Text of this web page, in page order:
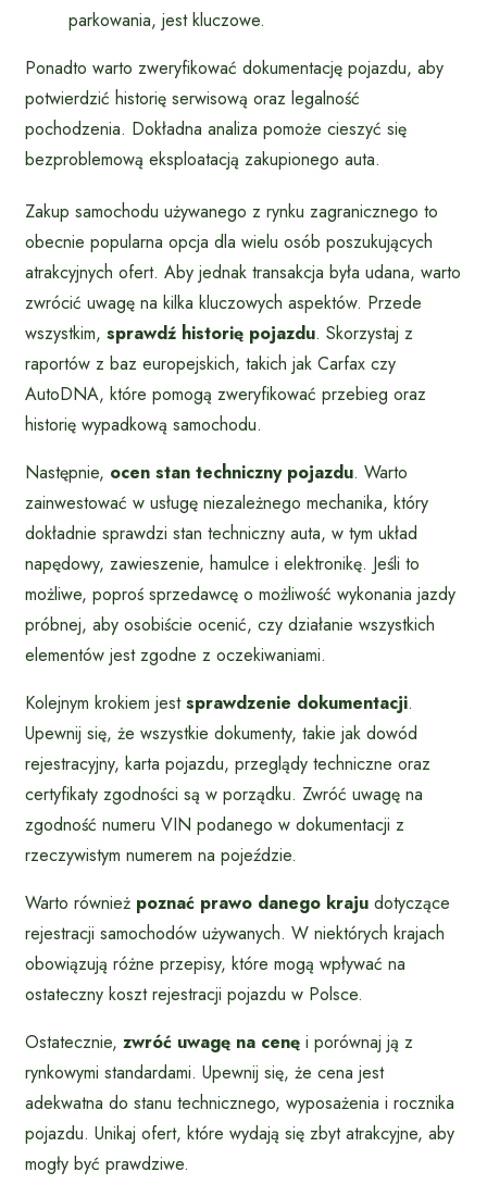
parkowania, jest kluczowe.
Ponadto warto zweryfikować dokumentację pojazdu, aby
potwierdzić historię serwisową oraz legalność
pochodzenia. Dokładna analiza pomoże cieszyć się
bezproblemową eksploatacją zakupionego auta.
Zakup samochodu używanego z rynku zagranicznego to
obecnie popularna opcja dla wielu osób poszukujących
atrakcyjnych ofert. Aby jednak transakcja była udana, warto
zwrócić uwagę na kilka kluczowych aspektów. Przede
wszystkim, sprawdź historię pojazdu. Skorzystaj z
raportów z baz europejskich, takich jak Carfax czy
AutoDNA, które pomogą zweryfikować przebieg oraz
historię wypadkową samochodu.
Następnie, ocen stan techniczny pojazdu. Warto
zainwestować w usługę niezależnego mechanika, który
dokładnie sprawdzi stan techniczny auta, w tym układ
napędowy, zawieszenie, hamulce i elektronikę. Jeśli to
możliwe, poproś sprzedawcę o możliwość wykonania jazdy
próbnej, aby osobiście ocenić, czy działanie wszystkich
elementów jest zgodne z oczekiwaniami.
Kolejnym krokiem jestsprawdzenie dokumentacji.
Upewnij się, że wszystkie dokumenty, takie jak dowód
rejestracyjny, karta pojazdu, przeglądy techniczne oraz
certyfikaty zgodności są w porządku. Zwróć uwagę na
zgodność numeru VIN podanego w dokumentacji z
rzeczywistym numerem na pojeździe.
Warto również poznać prawo danego kraju dotyczące
rejestracji samochodów używanych. W niektórych krajach
obowiązują różne przepisy, które mogą wpływać na
ostateczny koszt rejestracji pojazdu w Polsce.
Ostatecznie, zwróć uwagę na cenę i porównaj ją z
rynkowymi standardami. Upewnij się, że cena jest
adekwatna do stanu technicznego, wyposażenia i rocznika
pojazdu. Unikaj ofert, które wydają się zbyt atrakcyjne, aby
mogły być prawdziwe.